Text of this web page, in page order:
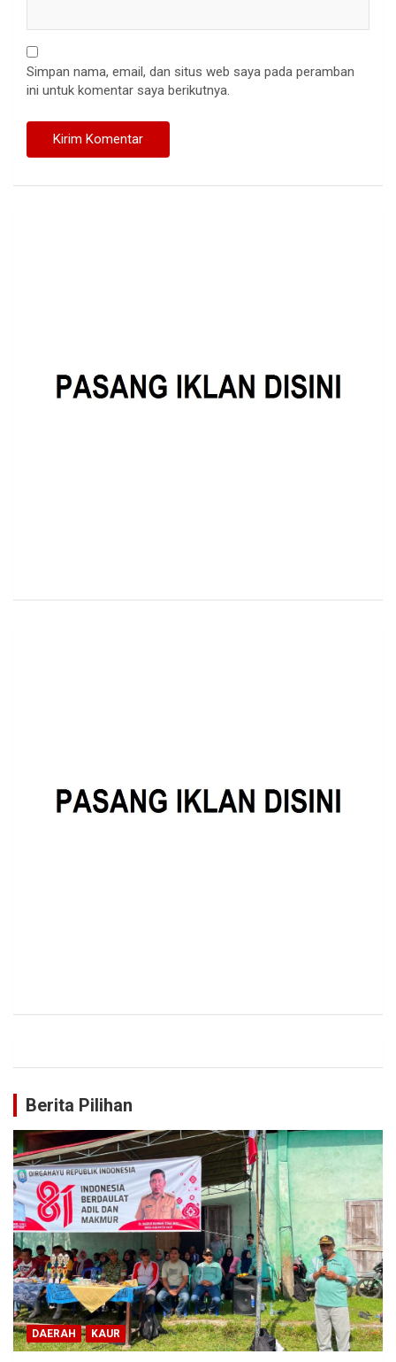
Simpan nama, email, dan situs web saya pada peramban
ini untuk komentar saya berikutnya.
Berita Pilihan
DAERAH KAUR